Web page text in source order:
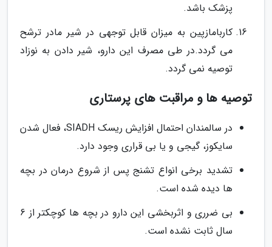
پزشک باشد.
کاربامازپین به میزان قابل توجهی در شیر مادر ترشح
می گردد.در طی مصرف این دارو، شیر دادن به نوزاد
توصیه نمی گردد.
توصیه ها و مراقبت های پرستاری
در سالمندان احتمال افزایش ریسک SIADH، فعال شدن
سایکوز، گیجی و یا بی قراری وجود دارد.
تشدید برخی انواع تشنج پس از شروع درمان در بچه
ها دیده شده است.
بی ضرری و اثربخشی این دارو در بچه ها کوچکتر از 6
سال ثابت نشده است.